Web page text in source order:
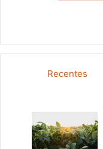
Recentes